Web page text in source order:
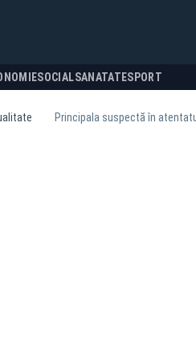
SOCIALSANATATESPORT
Principala suspectă în